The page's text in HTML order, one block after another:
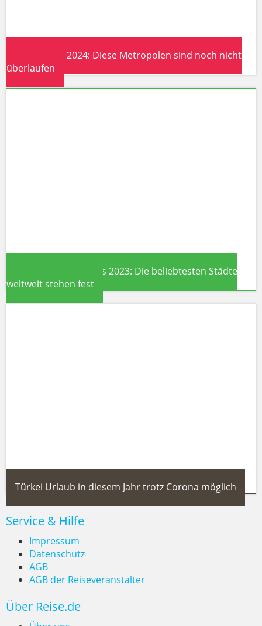
Städtetrips 2024: Diese Metropolen sind noch nicht
überlaufen
World Travel Awards 2023: Die beliebtesten Städte
weltweit stehen fest
Corona möglich
Türkei Urlaub in diesem Jahr trotz Corona möglich
Service & Hilfe
Impressum
Datenschutz
AGB
AGB der Reiseveranstalter
Über Reise.de